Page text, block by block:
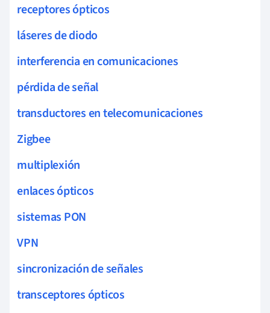
receptores ópticos
láseres de diodo
interferencia en comunicaciones
pérdida de señal
transductores en telecomunicaciones
Zigbee
multiplexión
enlaces ópticos
sistemas PON
VPN
sincronización de señales
transceptores ópticos